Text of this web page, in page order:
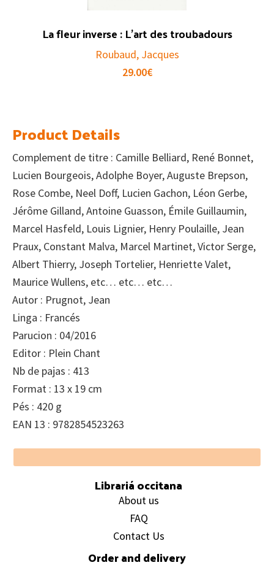
La fleur inverse : L’art des troubadours
Roubaud, Jacques
29.00€
Product Details
Complement de titre : Camille Belliard, René Bonnet,
Lucien Bourgeois, Adolphe Boyer, Auguste Brepson,
Rose Combe, Neel Doff, Lucien Gachon, Léon Gerbe,
Jérôme Gilland, Antoine Guasson, Émile Guillaumin,
Marcel Hasfeld, Louis Lignier, Henry Poulaille, Jean
Praux, Constant Malva, Marcel Martinet, Victor Serge,
Albert Thierry, Joseph Tortelier, Henriette Valet,
Maurice Wullens, etc… etc… etc…
Autor : Prugnot, Jean
Linga : Francés
Parucion : 04/2016
Editor : Plein Chant
Nb de pajas : 413
Format : 13 x 19 cm
Pés : 420 g
EAN 13 : 9782854523263
Footer
Librariá occitana
About us
FAQ
Contact Us
Order and delivery